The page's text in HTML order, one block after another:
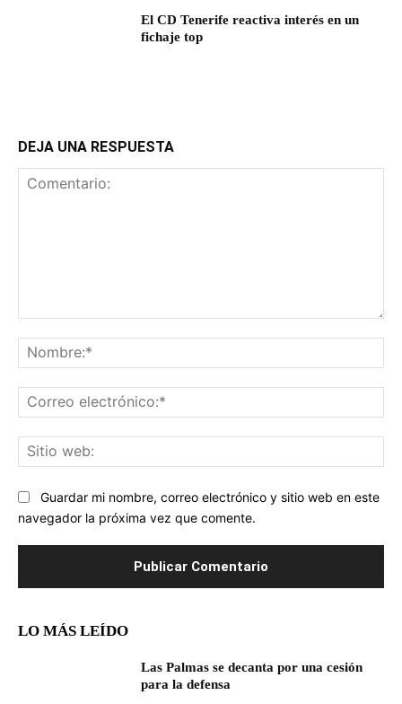
El CD Tenerife reactiva interés en un
fichaje top
DEJA UNA RESPUESTA
Guardar mi nombre, correo electrónico y sitio web en este
navegador la próxima vez que comente.
LO MÁS LEÍDO
Las Palmas se decanta por una cesión
para la defensa